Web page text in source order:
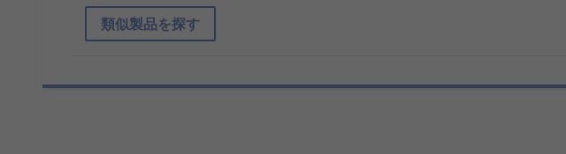
類似製品を探す